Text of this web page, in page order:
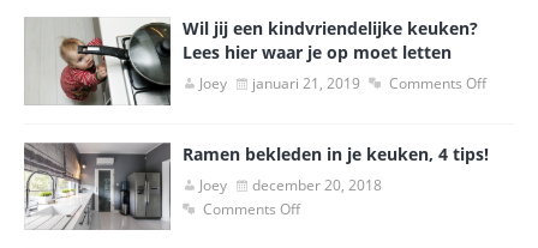
Wil jij een kindvriendelijke keuken?
Lees hier waar je op moet letten
Joey januari 21, 2019 Comments Off
Ramen bekleden in je keuken, 4 tips!
Joey
december 20, 2018
Comments Off